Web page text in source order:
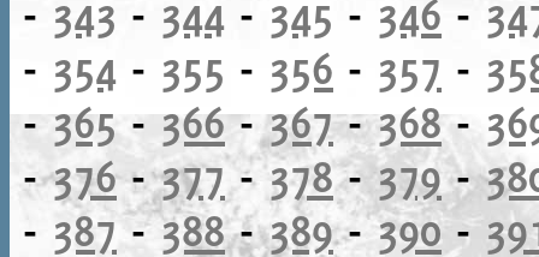
- 343 - 344 - 345 - 346 -
- 354 - 355 - 356 - 357 -
-365-366-367-368-
-376-377-378-379-
- 387-388-389-390-